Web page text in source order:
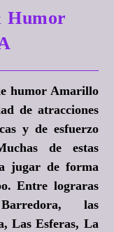
Humor
humor Amarillo
de atracciones
y de esfuerzo
de estas
jugar de forma
Entre lograras
las
Las Esferas, La